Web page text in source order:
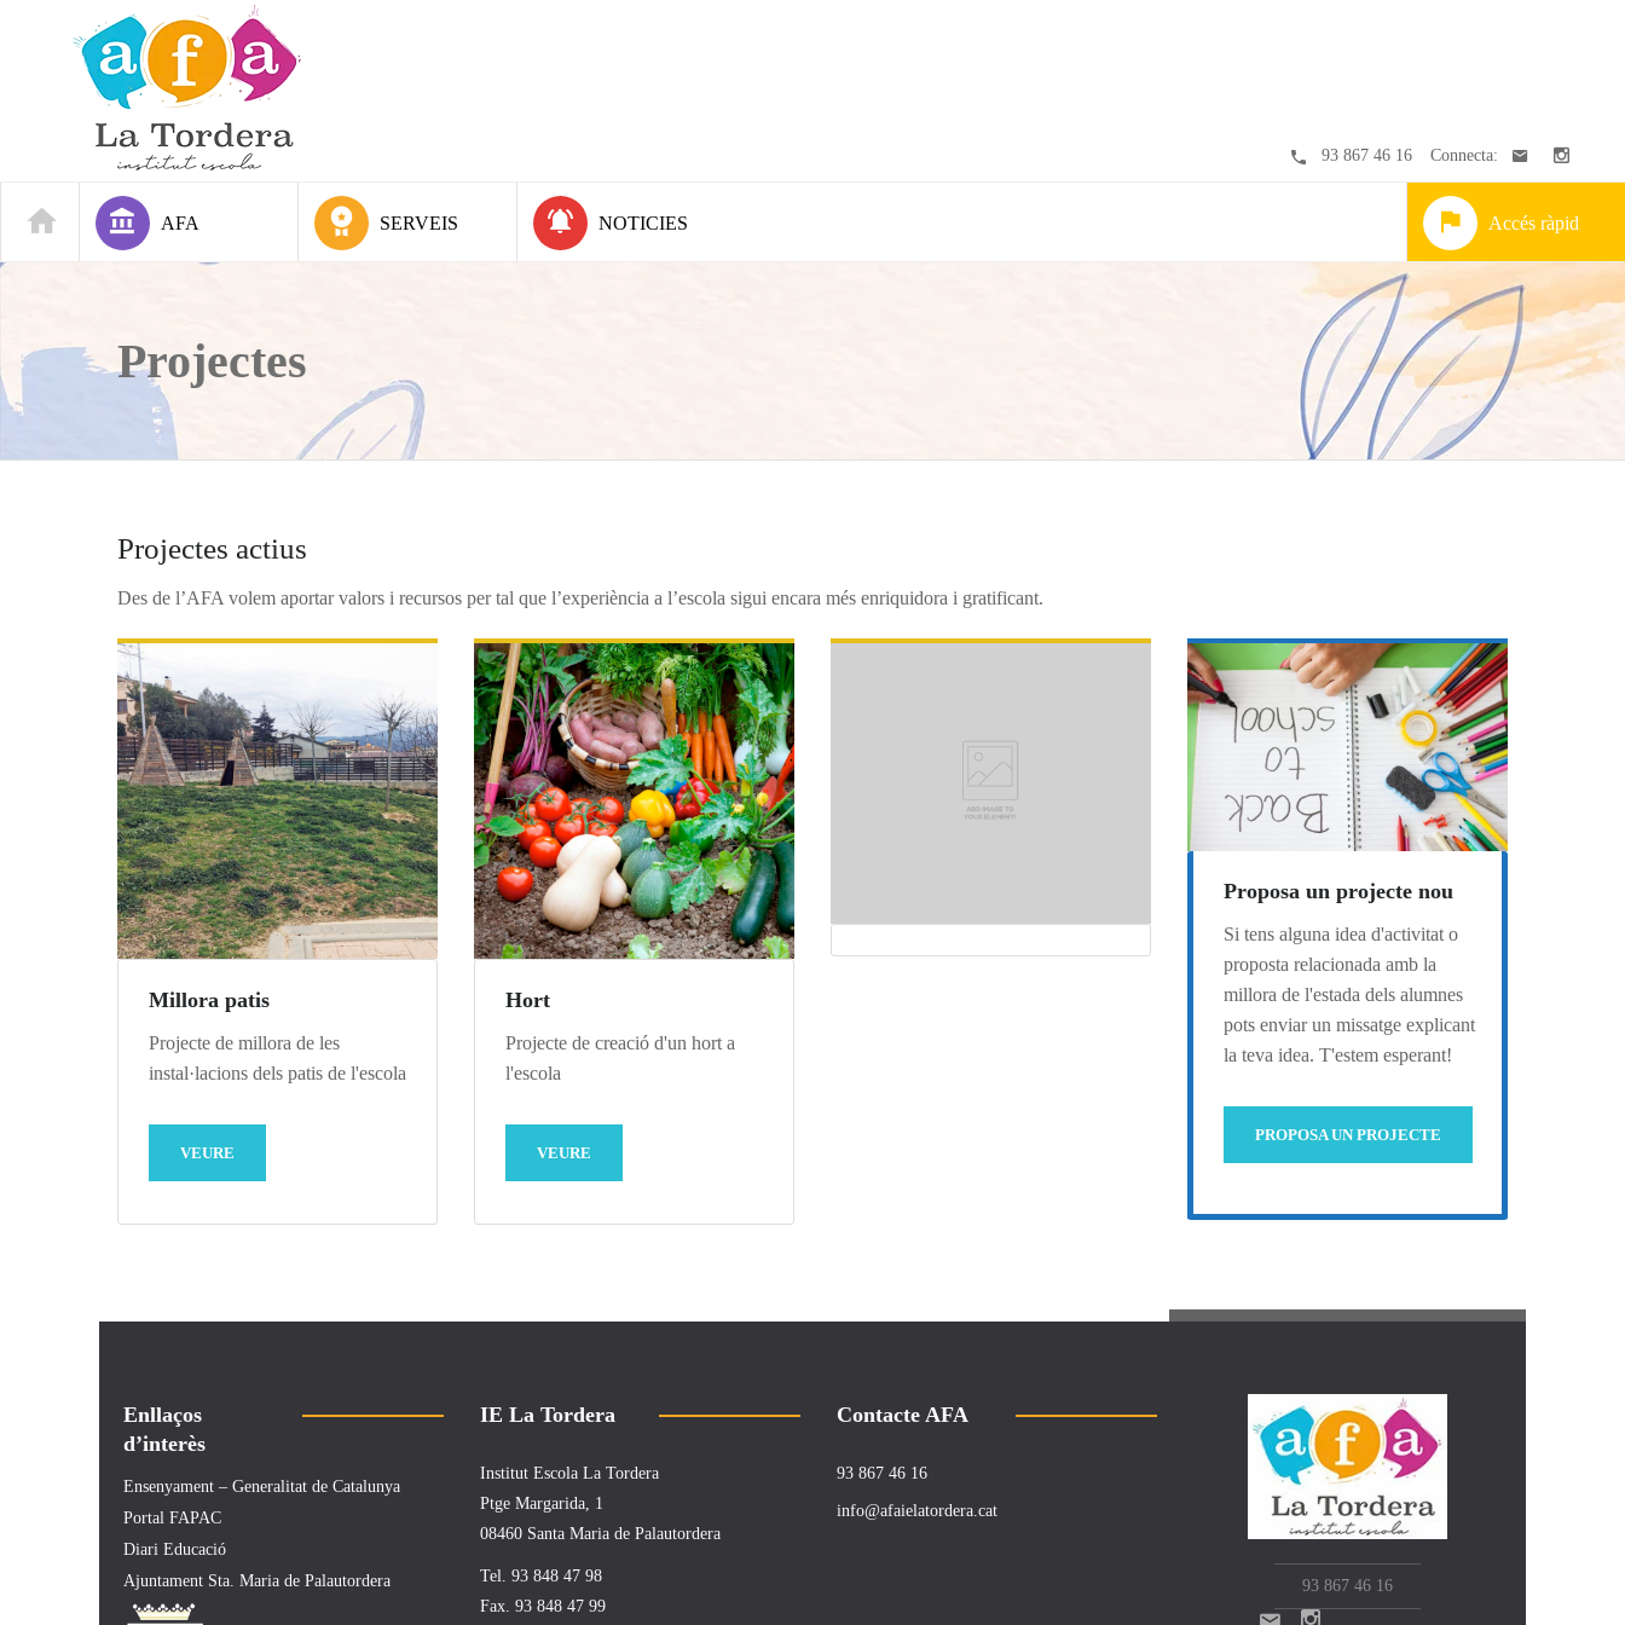
Connecta:
93 867 46 16
AFA SERVEIS NOTICIES Accés ràpid
Projectes
Projectes actius
Des de l’AFA volem aportar valors i recursos per tal que l’experiència a l’escola sigui encara més enriquidora i gratificant.
Millora patis
Projecte de millora de les
instal·lacions dels patis de l'escola
VEURE
Hort
Projecte de creació d'un hort a
l'escola
VEURE
Proposa un projecte nou
Si tens alguna idea d'activitat o
proposta relacionada amb la
millora de l'estada dels alumnes
pots enviar un missatge explicant
la teva idea. T'estem esperant!
PROPOSA UN PROJECTE
Enllaços
d’interès
Ensenyament – Generalitat de Catalunya
Portal FAPAC
Diari Educació
Ajuntament Sta. Maria de Palautordera
IE La Tordera
Institut Escola La Tordera
Ptge Margarida, 1
08460 Santa Maria de Palautordera
Tel. 93 848 47 98
Fax. 93 848 47 99
Contacte AFA
93 867 46 16
info@afaielatordera.cat
93 867 46 16